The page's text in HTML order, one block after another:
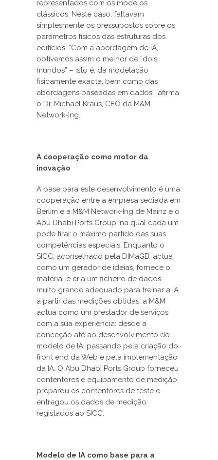
representados com os modelos
clássicos. Neste caso, faltavam
simplesmente os pressupostos sobre os
parâmetros físicos das estruturas dos
edifícios. “Com a abordagem de IA,
obtivemos assim o melhor de “dois
mundos” – isto é, da modelação
fisicamente exacta, bem como das
abordagens baseadas em dados”, afirma
o Dr. Michael Kraus, CEO da M&M
Network-Ing.
A cooperação como motor da
inovação
A base para este desenvolvimento é uma
cooperação entre a empresa sediada em
Berlim e a M&M Network-Ing de Mainz e o
Abu Dhabi Ports Group, na qual cada um
pode tirar o máximo partido das suas
competências especiais. Enquanto o
SICC, aconselhado pela DIMaGB, actua
como um gerador de ideias, fornece o
material e cria um ficheiro de dados
muito grande adequado para treinar a IA
a partir das medições obtidas, a M&M
actua como um prestador de serviços
com a sua experiência: desde a
conceção até ao desenvolvimento do
modelo de IA, passando pela criação do
front end da Web e pela implementação
da IA. O Abu Dhabi Ports Group forneceu
contentores e equipamento de medição,
preparou os contentores de teste e
entregou os dados de medição
registados ao SICC.
Modelo de IA como base para a